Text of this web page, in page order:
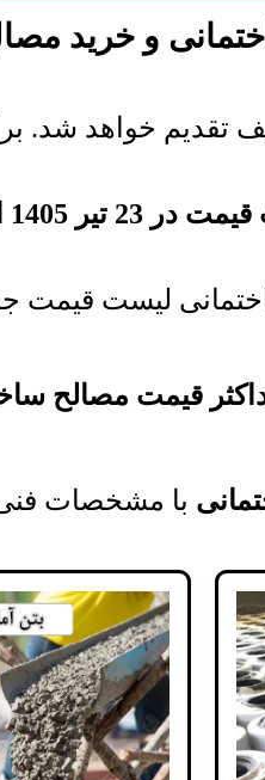
و خرید
تقدیم خواهد شد.
تیر 1405 است.
لیست قیمت
قیمت مصالح
با مشخصات